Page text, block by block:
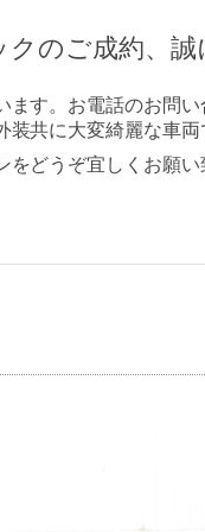
のご成約、誠
す。お電話のお問
共に大変綺麗な車両
をどうぞ宜しくお願